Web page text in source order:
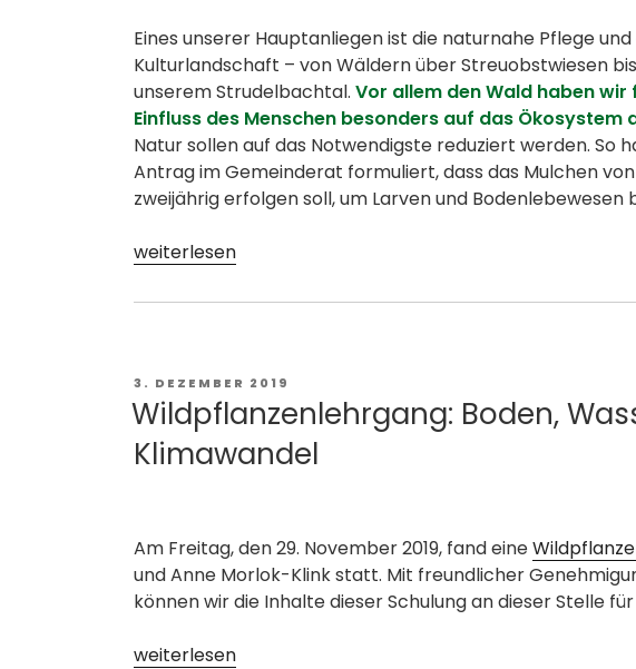
Eines unserer Hauptanliegen ist die naturnahe Pflege
Kulturlandschaft – von Wäldern über Streuobstwiesen
unserem Strudelbachtal. Vor allem den Wald haben
Einfluss des Menschen besonders auf das Ökosystem
Natur sollen auf das Notwendigste reduziert werden. So
Antrag im Gemeinderat formuliert, dass das Mulchen
zweijährig erfolgen soll, um Larven und Bodenlebewesen
„Unser
–
schützenswert
ist“
weiterlesen
VERÖFFENTLICHT
AM
3. DEZEMBER 2019
Wildpflanzenlehrgang: Boden,
Klimawandel
Am Freitag, den 29. November 2019, fand eine
und Anne Morlok-Klink statt. Mit freundlicher
können wir die Inhalte dieser Schulung an dieser Stelle
„Wildpflanzenlehrgang:
weiterlesen